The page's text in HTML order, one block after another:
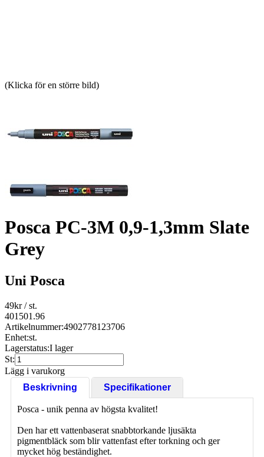
(Klicka för en större bild)
Posca PC-3M 0,9-1,3mm Slate
Grey
Uni Posca
49kr/ st.
401501.96
Artikelnummer:4902778123706
Enhet:st.
Lagerstatus:I lager
St:
Lägg i varukorg
Beskrivning
Specifikationer
Posca - unik penna av högsta kvalitet!
Den har ett vattenbaserat snabbtorkande ljusäkta
pigmentbläck som blir vattenfast efter torkning och ger
mycket hög beständighet.